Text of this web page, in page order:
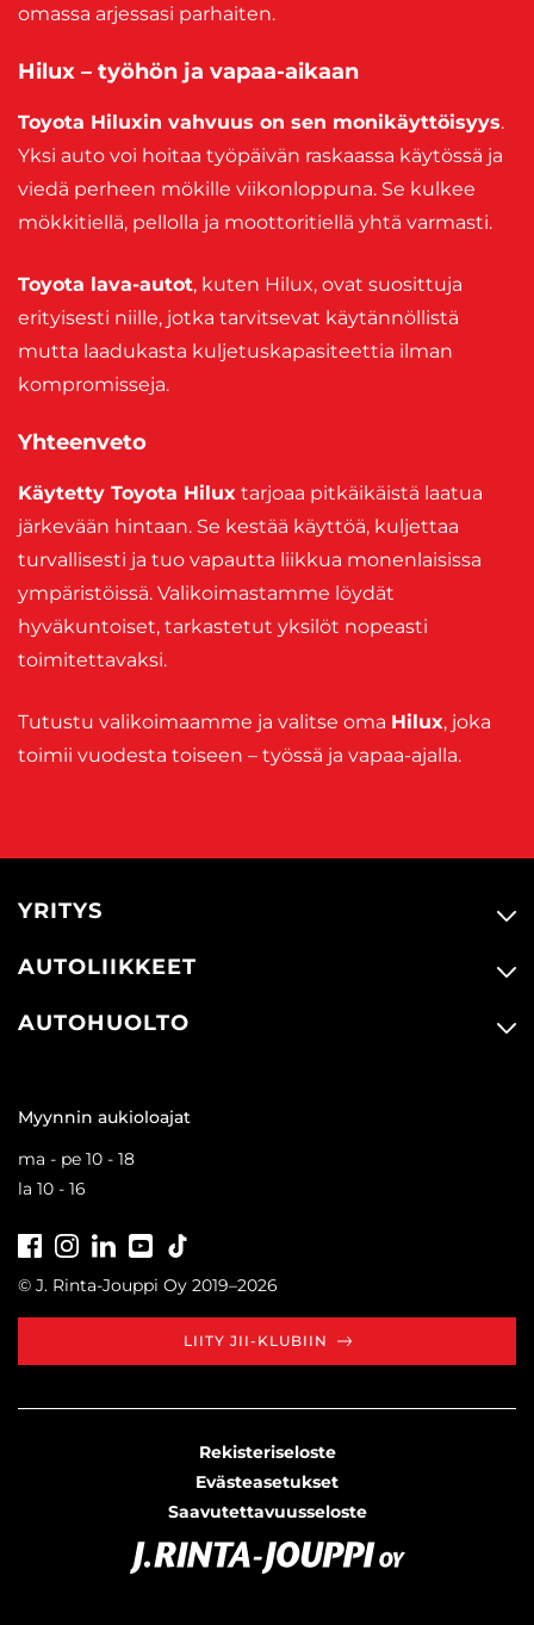
omassa arjessasi parhaiten.
Hilux – työhön ja vapaa-aikaan
Toyota Hiluxin vahvuus on sen monikäyttöisyys.
Yksi auto voi hoitaa työpäivän raskaassa käytössä ja
viedä perheen mökille viikonloppuna. Se kulkee
mökkitiellä, pellolla ja moottoritiellä yhtä varmasti.
Toyota lava-autot, kuten Hilux, ovat suosittuja
erityisesti niille, jotka tarvitsevat käytännöllistä
mutta laadukasta kuljetuskapasiteettia ilman
kompromisseja.
Yhteenveto
Käytetty Toyota Hilux tarjoaa pitkäikäistä laatua
järkevään hintaan. Se kestää käyttöä, kuljettaa
turvallisesti ja tuo vapautta liikkua monenlaisissa
ympäristöissä. Valikoimastamme löydät
hyväkuntoiset, tarkastetut yksilöt nopeasti
toimitettavaksi.
Tutustu valikoimaamme ja valitse oma Hilux, joka
toimii vuodesta toiseen – työssä ja vapaa-ajalla.
YRITYS
AUTOLIIKKEET
AUTOHUOLTO
Myynnin aukioloajat
ma - pe 10 - 18
la 10 - 16
FacebookInstagramLinkedInYoutube
© J. Rinta-Jouppi Oy 2019–2026
LIITY JII-KLUBIIN
Rekisteriseloste
Evästeasetukset
Saavutettavuusseloste